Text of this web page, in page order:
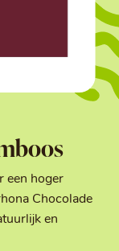
een hoger
Chocolade
en